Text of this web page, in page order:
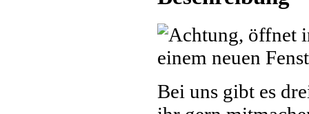
Bei uns gibt es